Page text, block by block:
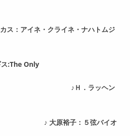
ス：アイネ・クライネ・ナハトムジ
Only
ッヘン
：５弦バイオ